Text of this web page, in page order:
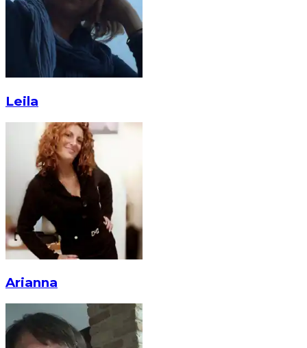
Leila
Arianna